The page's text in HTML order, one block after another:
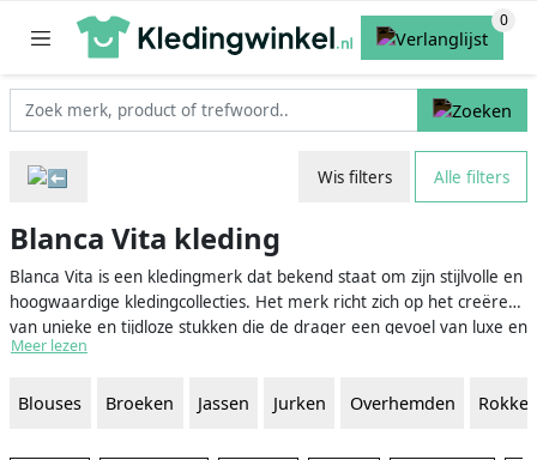
Wis filters Alle filters
Blanca Vita kleding
Blanca Vita is een kledingmerk dat bekend staat om zijn stijlvolle en
hoogwaardige kledingcollecties. Het merk richt zich op het creëren
van unieke en tijdloze stukken die de drager een gevoel van luxe en
verfijning geven. Blanca Vita combineert de nieuwste modetrends
van dit merk.
Meer lezen
Blouses Broeken Jassen Jurken Overhemden